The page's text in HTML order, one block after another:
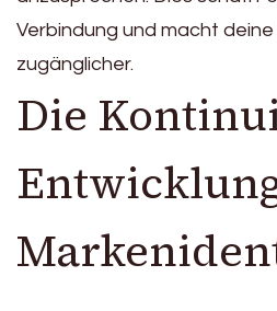
Verbindung und macht
zugänglicher.
Die